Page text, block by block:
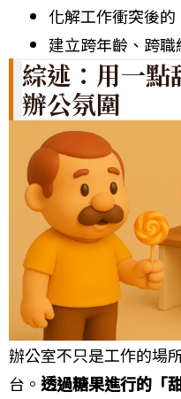
化解工作衝突後的
建立跨年齡、跨
綜述：用一點
辦公氛圍
辦公室不只是工作的場
台。 透過糖果進行的「